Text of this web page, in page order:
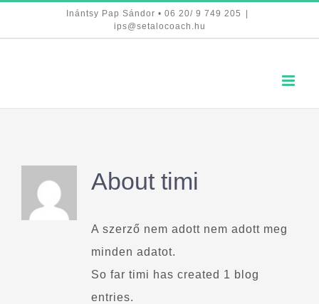
Inántsy Pap Sándor • 06 20/ 9 749 205
ips@setalocoach.hu
About timi
A szerző nem adott nem adott meg
minden adatot.
So far timi has created 1 blog
entries.